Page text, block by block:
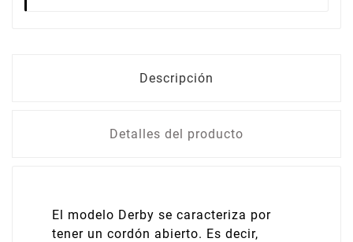
Descripción
Detalles del producto
El modelo Derby se caracteriza por
tener un cordón abierto. Es decir,